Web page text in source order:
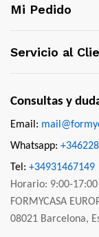
Mi Pedido
Servicio al
Consultas y
Email:
Whatsapp:
Tel: +34931467149
Horario: 9:00-17:00
FORMYCASA
08021 Barcelona,